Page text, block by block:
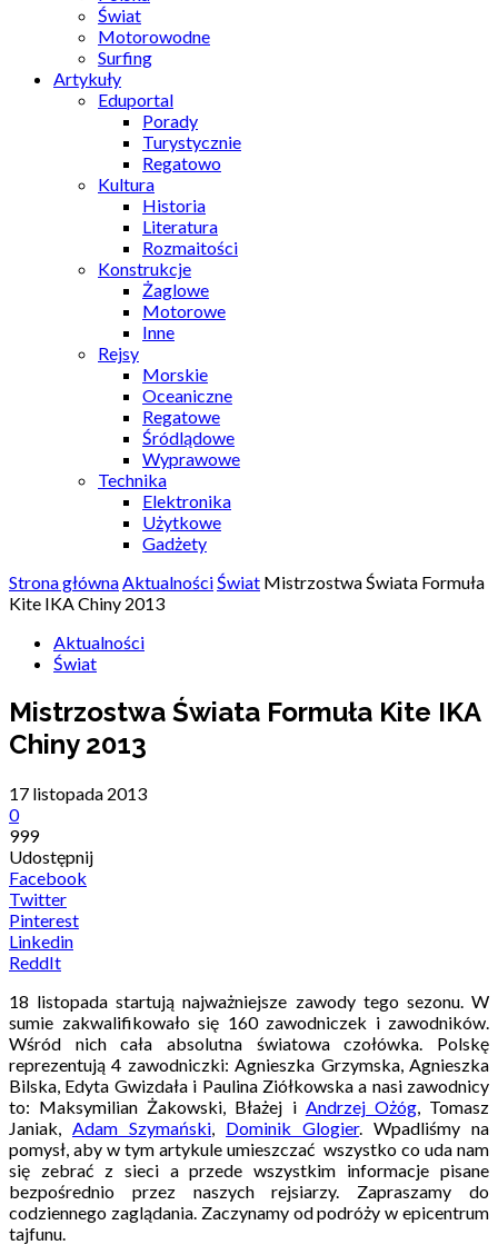
Świat
Motorowodne
Surfing
Artykuły
Eduportal
Porady
Turystycznie
Regatowo
Kultura
Historia
Literatura
Rozmaitości
Konstrukcje
Żaglowe
Motorowe
Inne
Rejsy
Morskie
Oceaniczne
Regatowe
Śródlądowe
Wyprawowe
Technika
Elektronika
Użytkowe
Gadżety
Strona głównaAktualnościŚwiat Mistrzostwa Świata Formuła
Kite IKA Chiny 2013
Aktualności
Świat
Mistrzostwa Świata Formuła Kite IKA
Chiny 2013
17 listopada 2013
0
999
Udostępnij
Facebook
Twitter
Pinterest
Linkedin
ReddIt
18 listopada startują najważniejsze zawody tego sezonu. W
sumie zakwalifikowało się 160 zawodniczek i zawodników.
Wśród nich cała absolutna światowa czołówka. Polskę
reprezentują 4 zawodniczki: Agnieszka Grzymska, Agnieszka
Bilska, Edyta Gwizdała i Paulina Ziółkowska a nasi zawodnicy
to: Maksymilian Żakowski, Błażej i Andrzej Ożóg, Tomasz
Janiak, Adam Szymański, Dominik Glogier. Wpadliśmy na
pomysł, aby w tym artykule umieszczać wszystko co uda nam
się zebrać z sieci a przede wszystkim informacje pisane
bezpośrednio przez naszych rejsiarzy. Zapraszamy do
codziennego zaglądania. Zaczynamy od podróży w epicentrum
tajfunu.